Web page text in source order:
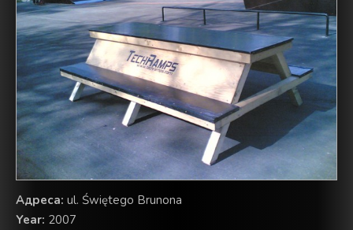
Адреса: ul. Świętego Brunona
Year: 2007